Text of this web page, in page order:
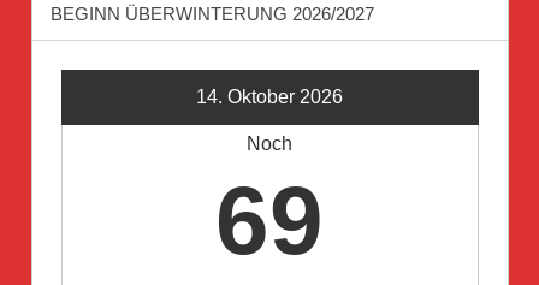
BEGINN ÜBERWINTERUNG 2026/2027
14. Oktober 2026
Noch
69